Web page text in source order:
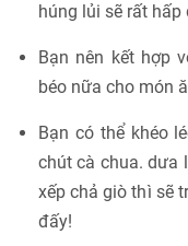
húng lủi sẽ rất
Bạn nên kết hợp
béo nữa cho món
Bạn có thể khéo
chút cà chua. dưa
xếp chả giò thì sẽ
đấy!